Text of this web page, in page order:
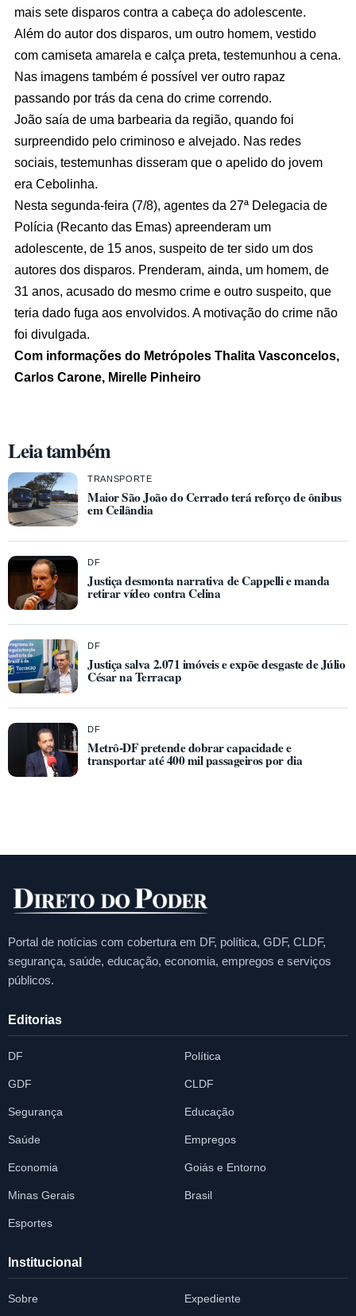
mais sete disparos contra a cabeça do adolescente.
Além do autor dos disparos, um outro homem, vestido
com camiseta amarela e calça preta, testemunhou a cena.
Nas imagens também é possível ver outro rapaz
passando por trás da cena do crime correndo.
João saía de uma barbearia da região, quando foi
surpreendido pelo criminoso e alvejado. Nas redes
sociais, testemunhas disseram que o apelido do jovem
era Cebolinha.
Nesta segunda-feira (7/8), agentes da 27ª Delegacia de
Polícia (Recanto das Emas) apreenderam um
adolescente, de 15 anos, suspeito de ter sido um dos
autores dos disparos. Prenderam, ainda, um homem, de
31 anos, acusado do mesmo crime e outro suspeito, que
teria dado fuga aos envolvidos. A motivação do crime não
foi divulgada.
Com informações do Metrópoles Thalita Vasconcelos,
Carlos Carone, Mirelle Pinheiro
Leia também
TRANSPORTE
Maior São João do Cerrado terá reforço de ônibus
em Ceilândia
DF
Justiça desmonta narrativa de Cappelli e manda
retirar vídeo contra Celina
DF
Justiça salva 2.071 imóveis e expõe desgaste de Júlio
César na Terracap
DF
Metrô-DF pretende dobrar capacidade e
transportar até 400 mil passageiros por dia
Portal de notícias com cobertura em DF, política, GDF, CLDF,
segurança, saúde, educação, economia, empregos e serviços
públicos.
Editorias
DF Política
GDF CLDF
Segurança Educação
Saúde Empregos
Economia Goiás e Entorno
Minas Gerais Brasil
Esportes
Institucional
Sobre Expediente